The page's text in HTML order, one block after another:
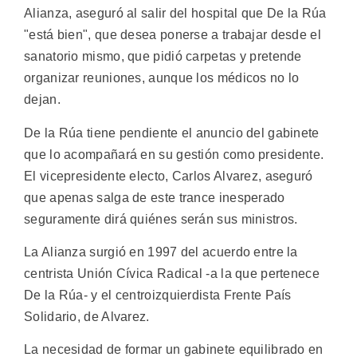
Alianza, aseguró al salir del hospital que De la Rúa
"está bien", que desea ponerse a trabajar desde el
sanatorio mismo, que pidió carpetas y pretende
organizar reuniones, aunque los médicos no lo
dejan.
De la Rúa tiene pendiente el anuncio del gabinete
que lo acompañará en su gestión como presidente.
El vicepresidente electo, Carlos Alvarez, aseguró
que apenas salga de este trance inesperado
seguramente dirá quiénes serán sus ministros.
La Alianza surgió en 1997 del acuerdo entre la
centrista Unión Cívica Radical -a la que pertenece
De la Rúa- y el centroizquierdista Frente País
Solidario, de Alvarez.
La necesidad de formar un gabinete equilibrado en